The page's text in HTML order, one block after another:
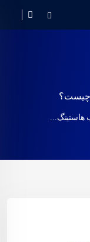
هاستینگ...